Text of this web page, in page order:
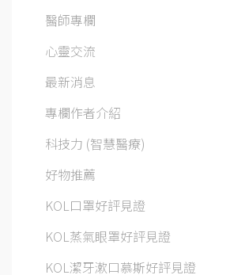
醫師專欄
心靈交流
最新消息
專欄作者介紹
科技力 (智慧醫療)
好物推薦
KOL口罩好評見證
KOL蒸氣眼罩好評見證
KOL潔牙漱口慕斯好評見證